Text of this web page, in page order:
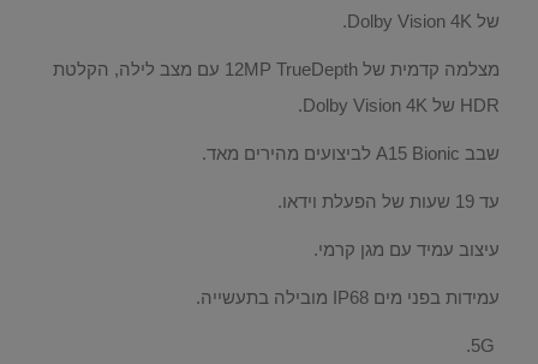
של Dolby Vision 4K.
מצלמה קדמית של 12MP TrueDepth עם מצב לילה, הקלטת
HDR של Dolby Vision 4K.
שבב A15 Bionic לביצועים מהירים מאד.
עד 19 שעות של הפעלת וידאו.
עיצוב עמיד עם מגן קרמי.
עמידות בפני מים IP68 מובילה בתעשייה.